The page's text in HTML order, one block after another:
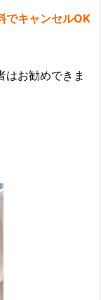
でキャンセルOK
はお勧めできま